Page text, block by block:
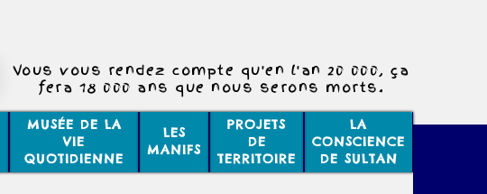
Vous vous rendez compte qu'en l'an 20 000, ça
fera 18 000 ans que nous serons morts.
MUSÉE DE LA
VIE
QUOTIDIENNE
LES
MANIFS
PROJETS
DE
TERRITOIRE
LA
CONSCIENCE
DE SULTAN